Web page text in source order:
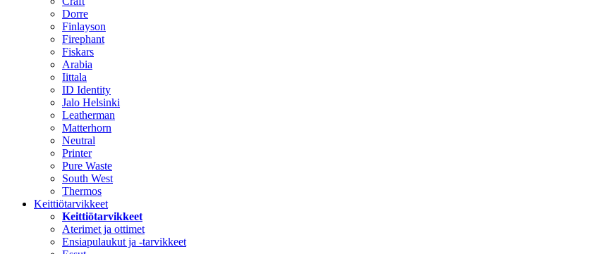
Dorre
Finlayson
Firephant
Fiskars
Arabia
Iittala
ID Identity
Jalo Helsinki
Leatherman
Matterhorn
Neutral
Printer
Pure Waste
South West
Thermos
Keittiötarvikkeet
Keittiötarvikkeet
Aterimet ja ottimet
Ensiapulaukut ja -tarvikkeet